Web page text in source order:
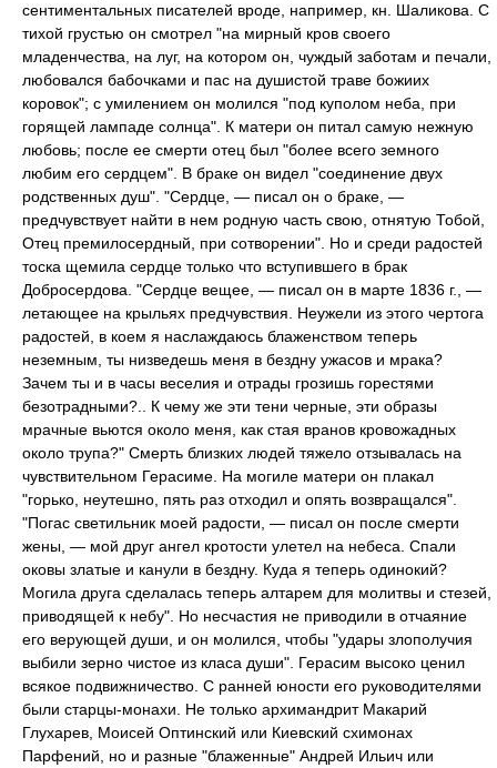
сентиментальных писателей вроде, например, кн. Шаликова. С
тихой грустью он смотрел "на мирный кров своего
младенчества, на луг, на котором он, чуждый заботам и печали,
любовался бабочками и пас на душистой траве божиих
коровок"; с умилением он молился "под куполом неба, при
горящей лампаде солнца". К матери он питал самую нежную
любовь; после ее смерти отец был "более всего земного
любим его сердцем". В браке он видел "соединение двух
родственных душ". "Сердце, — писал он о браке, —
предчувствует найти в нем родную часть свою, отнятую Тобой,
Отец премилосердный, при сотворении". Но и среди радостей
тоска щемила сердце только что вступившего в брак
Добросердова. "Сердце вещее, — писал он в марте 1836 г., —
летающее на крыльях предчувствия. Неужели из этого чертога
радостей, в коем я наслаждаюсь блаженством теперь
неземным, ты низведешь меня в бездну ужасов и мрака?
Зачем ты и в часы веселия и отрады грозишь горестями
безотрадными?.. К чему же эти тени черные, эти образы
мрачные вьются около меня, как стая вранов кровожадных
около трупа?" Смерть близких людей тяжело отзывалась на
чувствительном Герасиме. На могиле матери он плакал
"горько, неутешно, пять раз отходил и опять возвращался".
"Погас светильник моей радости, — писал он после смерти
жены, — мой друг ангел кротости улетел на небеса. Спали
оковы златые и канули в бездну. Куда я теперь одинокий?
Могила друга сделалась теперь алтарем для молитвы и стезей,
приводящей к небу". Но несчастия не приводили в отчаяние
его верующей души, и он молился, чтобы "удары злополучия
выбили зерно чистое из класа души". Герасим высоко ценил
всякое подвижничество. С ранней юности его руководителями
были старцы-монахи. Не только архимандрит Макарий
Глухарев, Моисей Оптинский или Киевский схимонах
Парфений, но и разные "блаженные" Андрей Ильич или